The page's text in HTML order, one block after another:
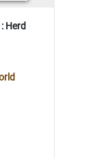
Herd